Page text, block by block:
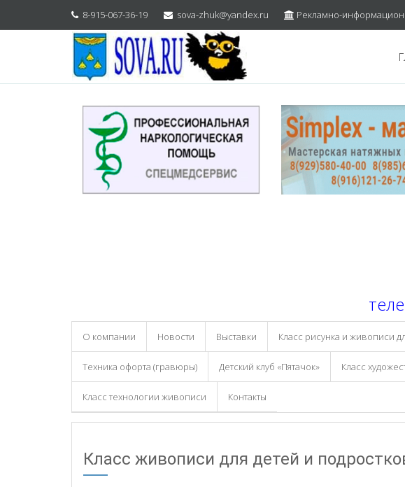
8-915-067-36-19 sova-zhuk@yandex.ru Рекламно-
О компании Новости Выставки Класс рисунка и живописи
Техника офорта (гравюры) Детский клуб «Пятачок» Класс
Класс технологии живописи Контакты
Класс живописи для детей и